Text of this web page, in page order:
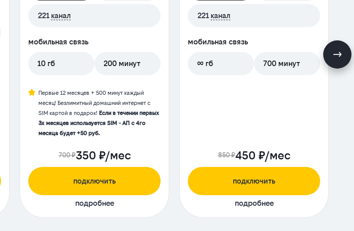
221 канал
мобильная связь
10 гб 200 минут
Первые 12 месяцев + 500 минут каждый
месяц! Безлимитный домашний интернет с
SIM картой в подарок! Если в течении первых
3х месяцев используется SIM - АП с 4го
месяца будет +50 руб.
700 ₽350 ₽/мес
подключить
подробнее
221 канал
мобильная связь
∞ гб 700 минут
850 ₽450 ₽/мес
подключить
подробнее